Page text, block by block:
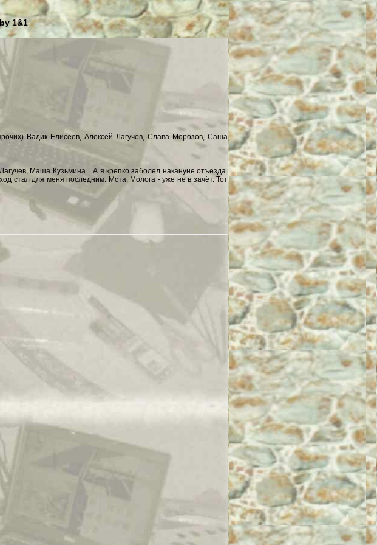
1&1
Вадик Елисеев, Алексей Лагучёв, Слава Морозов, Саша
Маша Кузьмина... А я крепко заболел накануне отъезда.
стал для меня последним. Мста, Молога - уже не в зачёт. Тот